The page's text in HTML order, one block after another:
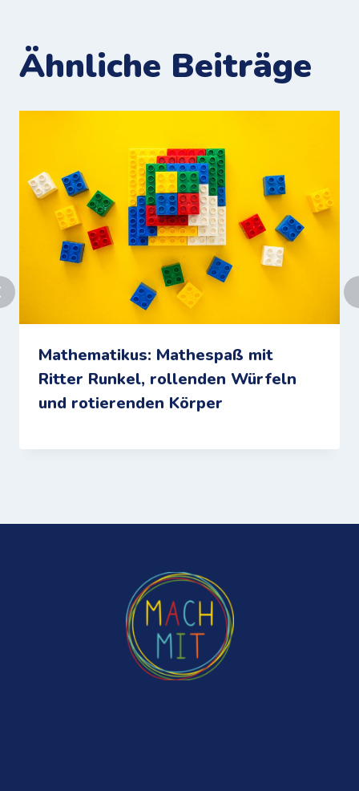
Ähnliche Beiträge
Mathematikus: Mathespaß mit
Ritter Runkel, rollenden Würfeln
und rotierenden Körper